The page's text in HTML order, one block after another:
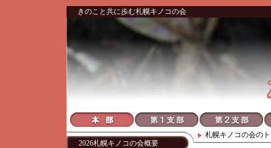
きのこと共に歩む札幌キノコの会
札幌キノコの会の
2026札幌キノコの会概要